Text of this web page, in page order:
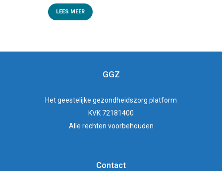
LEES MEER
GGZ
Hetgeestelijke gezondheidszorg platform
KVK 72181400
Alle rechten voorbehouden
Contact